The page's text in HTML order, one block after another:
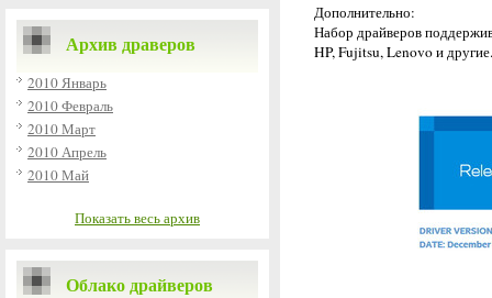
Архив драверов
2010 Январь
2010 Февраль
2010 Март
2010 Апрель
2010 Май
Показать весь архив
Облако драйверов
Дополнительно:
Набор драйверов
HP, Fujitsu, Lenovo и другие.